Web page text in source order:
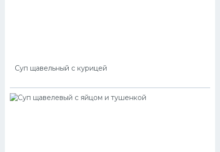
Суп щавельный с курицей